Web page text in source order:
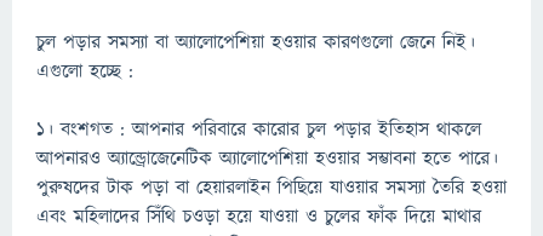
চুল পড়ার সমস্যা বা অ্যালোপেশিয়া হওয়ার কারণগুলো জেনে নিই।
এগুলো হচ্ছে :
১। বংশগত : আপনার পরিবারে কারোর চুল পড়ার ইতিহাস থাকলে
আপনারও অ্যান্ড্রোজেনেটিক অ্যালোপেশিয়া হওয়ার সম্ভাবনা হতে পারে।
পুরুষদের টাক পড়া বা হেয়ারলাইন পিছিয়ে যাওয়ার সমস্যা তৈরি হওয়া
এবং মহিলাদের সিঁথি চওড়া হয়ে যাওয়া ও চুলের ফাঁক দিয়ে মাথার